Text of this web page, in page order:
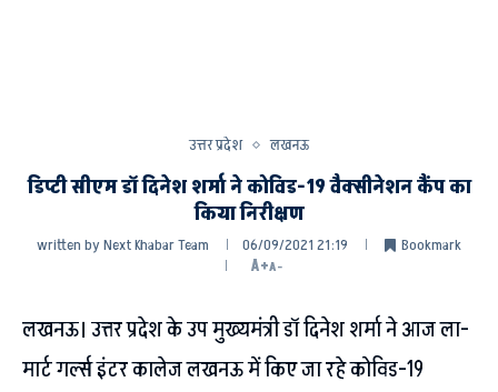
उत्तर प्रदेश लखनऊ
डिप्टी सीएम डॉ दिनेश शर्मा ने कोविड-19 वैक्सीनेशन कैंप का
किया निरीक्षण
written byNext Khabar Team 06/09/2021 21:19
Bookmark
A+A-
लखनऊ। उत्तर प्रदेश के उप मुख्यमंत्री डॉ दिनेश शर्मा ने आज ला-
मार्ट गर्ल्स इंटर कालेज लखनऊ में किए जा रहे कोविड-19